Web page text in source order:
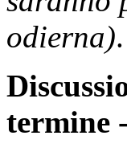
odierna).
termine